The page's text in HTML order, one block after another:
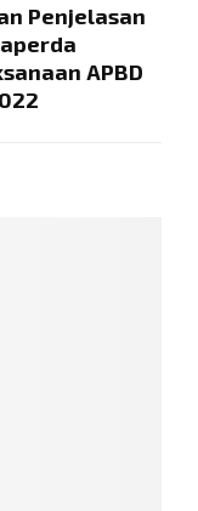
Penjelasan
APBD